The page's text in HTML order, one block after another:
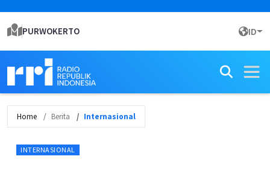
PURWOKERTO ID
Home Berita Internasional
INTERNASIONAL